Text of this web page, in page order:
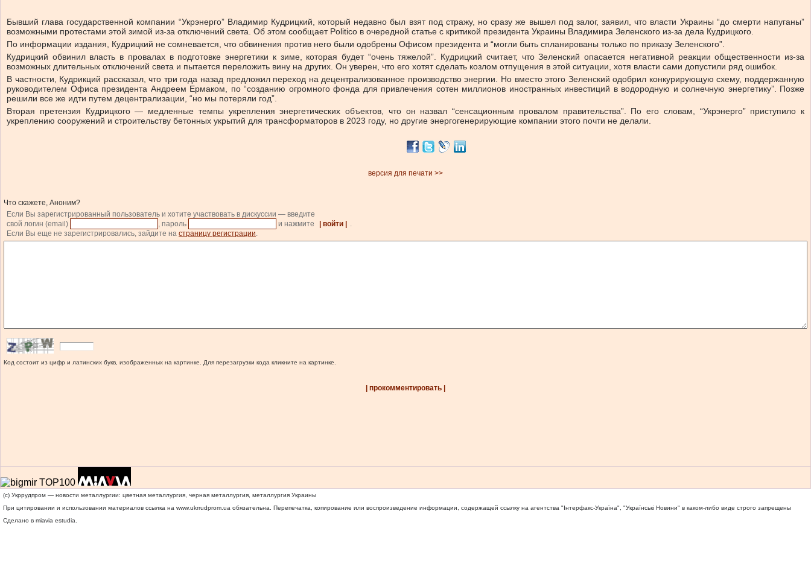
Бывший глава государственной компании “Укрэнерго” Владимир Кудрицкий, который недавно был взят под стражу, но сразу же вышел под залог, заявил, что власти Украины “до смерти напуганы”
возможными протестами этой зимой из-за отключений света. Об этом сообщает Politico в очередной статье с критикой президента Украины Владимира Зеленского из-за дела Кудрицкого.
По информации издания, Кудрицкий не сомневается, что обвинения против него были одобрены Офисом президента и “могли быть спланированы только по приказу Зеленского”.
Кудрицкий обвинил власть в провалах в подготовке энергетики к зиме, которая будет “очень тяжелой”. Кудрицкий считает, что Зеленский опасается негативной реакции общественности из-за
возможных длительных отключений света и пытается переложить вину на других. Он уверен, что его хотят сделать козлом отпущения в этой ситуации, хотя власти сами допустили ряд ошибок.
В частности, Кудрикций рассказал, что три года назад предложил переход на децентрализованное производство энергии. Но вместо этого Зеленский одобрил конкурирующую схему, поддержанную
руководителем Офиса президента Андреем Ермаком, по “созданию огромного фонда для привлечения сотен миллионов иностранных инвестиций в водородную и солнечную энергетику”. Позже
решили все же идти путем децентрализации, “но мы потеряли год”.
Вторая претензия Кудрицкого — медленные темпы укрепления энергетических объектов, что он назвал “сенсационным провалом правительства”. По его словам, “Укрэнерго” приступило к
укреплению сооружений и строительству бетонных укрытий для трансформаторов в 2023 году, но другие энергогенерирующие компании этого почти не делали.
версия для печати >>
Что скажете, Аноним?
Если Вы зарегистрированный пользователь и хотите участвовать в дискуссии — введите
свой логин (email)
, пароль и нажмите | войти |
.
Если Вы еще не зарегистрировались, зайдите на страницу регистрации.
Код состоит из цифр и латинских букв, изображенных на картинке. Для перезагрузки кода кликните на картинке.
| прокомментировать |
(c) Укррудпром — новости металлургии: цветная металлургия, черная металлургия, металлургия Украины
При цитировании и использовании материалов ссылка на www.ukrrudprom.ua обязательна. Перепечатка, копирование или воспроизведение информации, содержащей ссылку на агентства "Iнтерфакс-Україна", "Українськi Новини" в каком-либо виде строго запрещены
Сделано в miavia estudia.